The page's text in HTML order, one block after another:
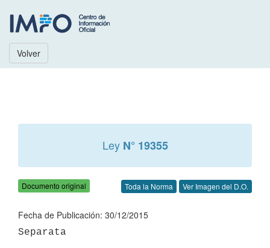
Volver
Ley N° 19355
Documento original Toda la Norma Ver Imagen del D.O.
Fecha de Publicación: 30/12/2015